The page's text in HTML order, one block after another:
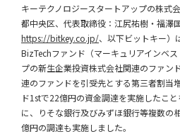
キーテクノロジースタートアップの株式
都中央区、代表取締役：江尻祐樹・福澤
https://bitkey.co.jp/、以下ビットキー）
BizTechファンド（マーキュリアインベ
プの新生企業投資株式会社関連のファン
連のファンドを引受先とする第三者割当
ド1stで22億円の資金調達を実施したこ
に、りそな銀行及びみずほ銀行等複数の
億円の調達も実施しました。